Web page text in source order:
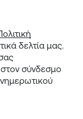
δελτία μας.
σύνδεσμο